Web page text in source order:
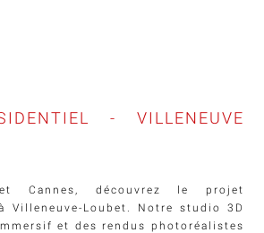
- VILLENEUVE
Cannes, découvrez le projet
Villeneuve-Loubet. Notre studio 3D
et des rendus photoréalistes